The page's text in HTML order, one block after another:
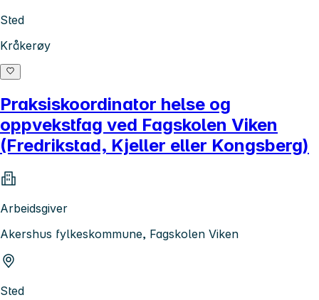
Sted
Kråkerøy
Praksiskoordinator helse og
oppvekstfag ved Fagskolen Viken
(Fredrikstad, Kjeller eller Kongsberg)
Arbeidsgiver
Akershus fylkeskommune, Fagskolen Viken
Sted